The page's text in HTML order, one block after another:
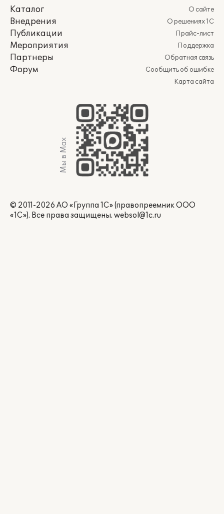
Каталог
Внедрения
Публикации
Мероприятия
Партнеры
Форум
О сайте
О решениях 1С
Прайс-лист
Поддержка
Обратная связь
Сообщить об ошибке
Карта сайта
Мы в Max
© 2011-2026 АО «Группа 1С» (правопреемник ООО
«1С»). Все права защищены. websol@1c.ru